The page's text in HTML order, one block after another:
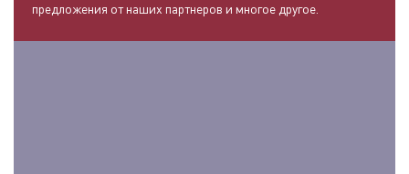
предложения от наших партнеров и многое другое.